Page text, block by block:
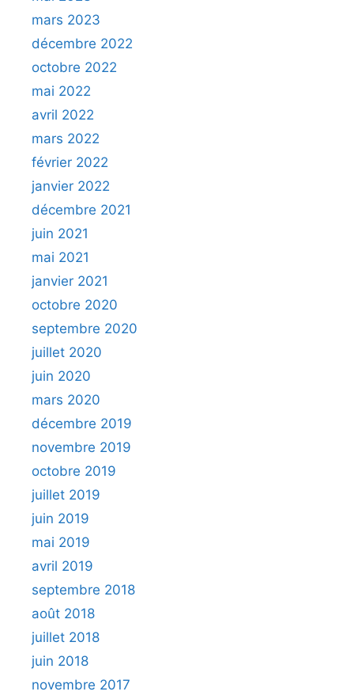
mars 2023
décembre 2022
octobre 2022
mai 2022
avril 2022
mars 2022
février 2022
janvier 2022
décembre 2021
juin 2021
mai 2021
janvier 2021
octobre 2020
septembre 2020
juillet 2020
juin 2020
mars 2020
décembre 2019
novembre 2019
octobre 2019
juillet 2019
juin 2019
mai 2019
avril 2019
septembre 2018
août 2018
juillet 2018
juin 2018
novembre 2017